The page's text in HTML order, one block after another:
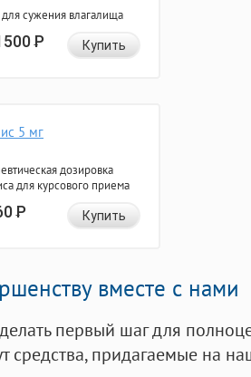
сужения влагалища
Р Купить
5 мг
дозировка
для курсового приема
Р Купить
вместе с нами
первый шаг для
средства, придагаемые на